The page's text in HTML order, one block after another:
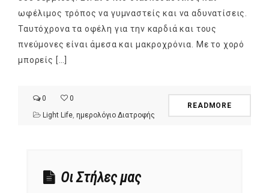
ωφέλιμος τρόπος να γυμναστείς και να αδυνατίσεις.
Ταυτόχρονα τα οφέλη για την καρδιά και τους
πνεύμονες είναι άμεσα και μακροχρόνια. Με το χορό
μπορείς […]
0
0
Light Life, ημερολόγιο Διατροφής
READMORE
Οι Στήλες μας